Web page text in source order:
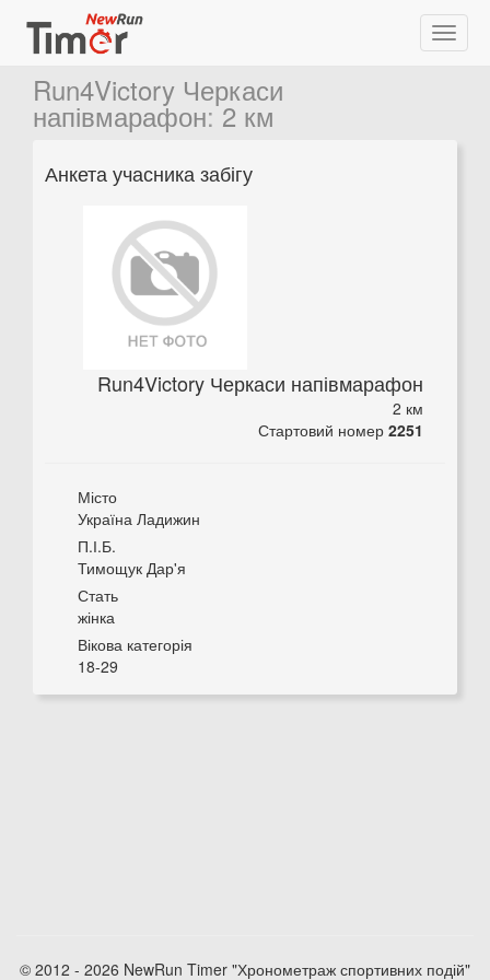
Run4Victory Черкаси
напівмарафон:2 км
Анкета учасника забігу
Run4Victory Черкаси напівмарафон
2 км
Стартовий номер 2251
Місто
Україна Ладижин
П.І.Б.
Тимощук Дар'я
Стать
жінка
Вікова категорія
18-29
© 2012 - 2026 NewRun Timer "Хронометраж спортивних подій"